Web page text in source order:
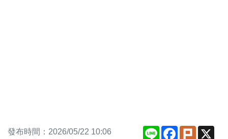
發布時間：2026/05/22 10:06
Line Facebook
PlurkX